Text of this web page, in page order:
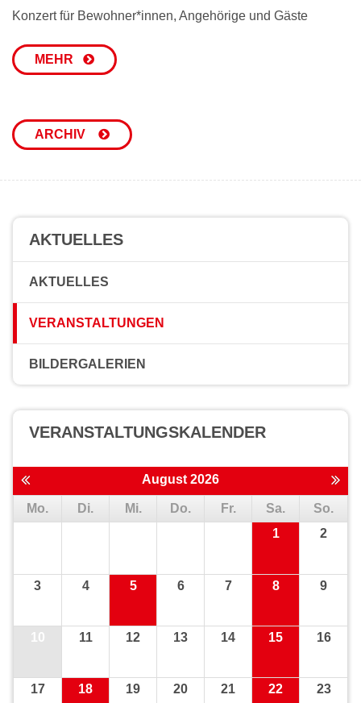
Konzert für Bewohner*innen, Angehörige und Gäste
MEHR
ARCHIV
AKTUELLES
AKTUELLES
VERANSTALTUNGEN
BILDERGALERIEN
VERANSTALTUNGS­KALENDER
August 2026
Mo. Di. Mi. Do. Fr. Sa.
So.
1
2
3 4 5 6 7 8 9
10 11 12 13 14 15 16
17 18 19 20 21 22 23